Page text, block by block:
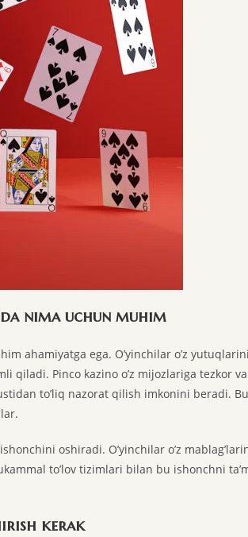
nima uchun muhim
ahamiyatga ega. O’yinchilar o’z
qiladi. Pinco kazino o’z mijozlariga tezkor
to’liq nazorat qilish imkonini beradi.
oshiradi. O’yinchilar o’z
to’lov tizimlari bilan bu ishonchni
kerak